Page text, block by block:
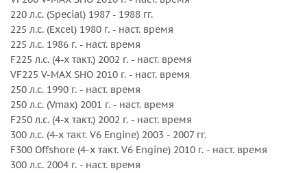
220 л.с. (Special) 1987 - 1988 гг.
225 л.с. (Excel) 1980 г. - наст. время
225 л.с. 1986 г. - наст. время
F225 л.с. (4-х такт.) 2002 г. - наст. время
VF225 V-MAX SHO 2010 г. - наст. время
250 л.с. 1990 г. - наст. время
250 л.с. (Vmax) 2001 г. - наст. время
F250 л.с. (4-х такт.) 2002 г. - наст. время
300 л.с. (4-х такт. V6 Engine) 2003 - 2007 гг.
F300 Offshore (4-х такт. V6 Engine) 2010 г. - наст. время
300 л.с. 2004 г. - наст. время